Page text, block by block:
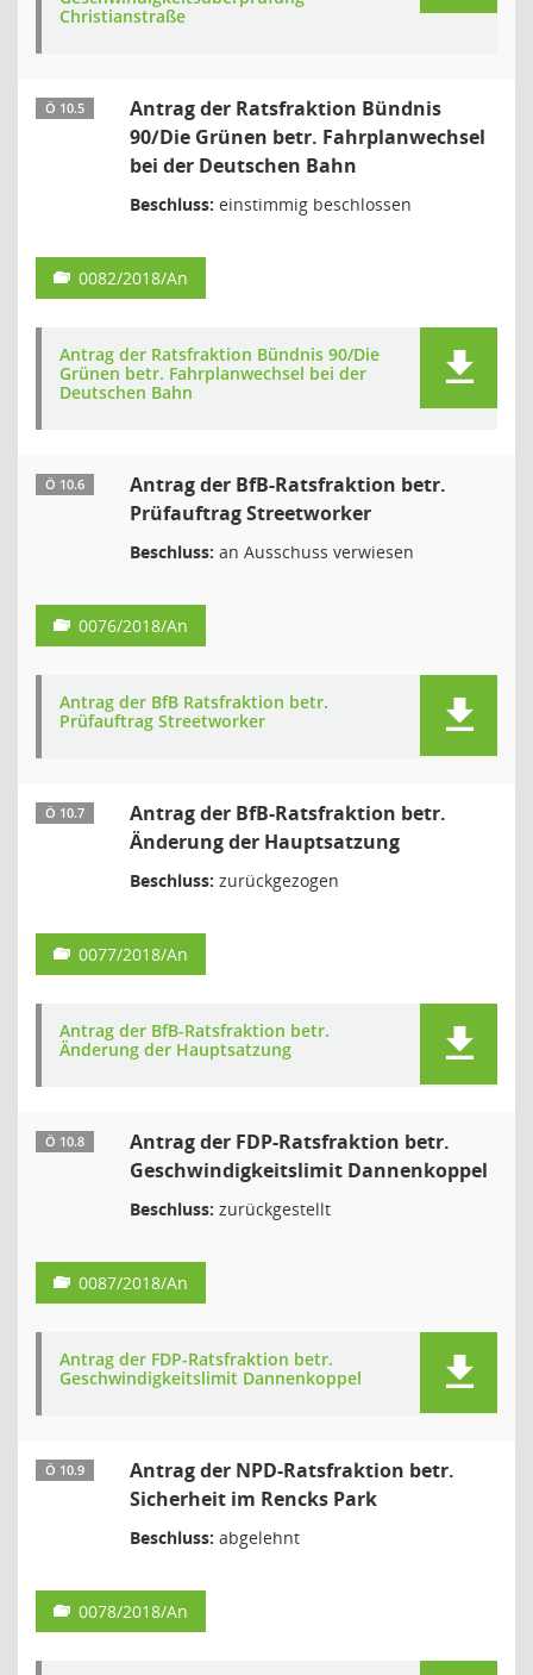
Christianstraße
Ö 10.5
Antrag der Ratsfraktion Bündnis
90/Die Grünen betr. Fahrplanwechsel
bei der Deutschen Bahn
Beschluss: einstimmig beschlossen
0082/2018/An
Antrag der Ratsfraktion Bündnis 90/Die
Grünen betr. Fahrplanwechsel bei der
Deutschen Bahn
Ö 10.6
Antrag der BfB-Ratsfraktion betr.
Prüfauftrag Streetworker
Beschluss: an Ausschuss verwiesen
0076/2018/An
Antrag der BfB Ratsfraktion betr.
Prüfauftrag Streetworker
Ö 10.7
Antrag der BfB-Ratsfraktion betr.
Änderung der Hauptsatzung
Beschluss: zurückgezogen
0077/2018/An
Antrag der BfB-Ratsfraktion betr.
Änderung der Hauptsatzung
Ö 10.8
Antrag der FDP-Ratsfraktion betr.
Geschwindigkeitslimit Dannenkoppel
Beschluss: zurückgestellt
0087/2018/An
Antrag der FDP-Ratsfraktion betr.
Geschwindigkeitslimit Dannenkoppel
Ö 10.9
Antrag der NPD-Ratsfraktion betr.
Sicherheit im Rencks Park
Beschluss: abgelehnt
0078/2018/An